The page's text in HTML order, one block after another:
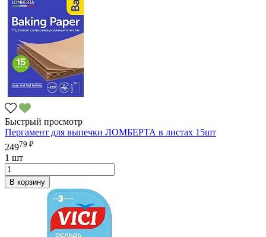
Быстрый просмотр
Пергамент для выпечки ЛОМБЕРТА в листах 15шт
24979 ₽
1 шт
В корзину